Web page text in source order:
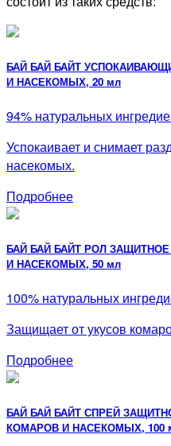
БАЙ БАЙ БАЙТ
И НАСЕКОМЫХ, 20 мл
94% натуральных
Успокаивает и снимает
насекомых.
Подробнее
БАЙ БАЙ БАЙТ РОЛ
И НАСЕКОМЫХ, 50 мл
100% натуральных
Защищает от укусов
Подробнее
БАЙ БАЙ БАЙТ СПРЕЙ
КОМАРОВ И НАСЕКОМЫХ, 100